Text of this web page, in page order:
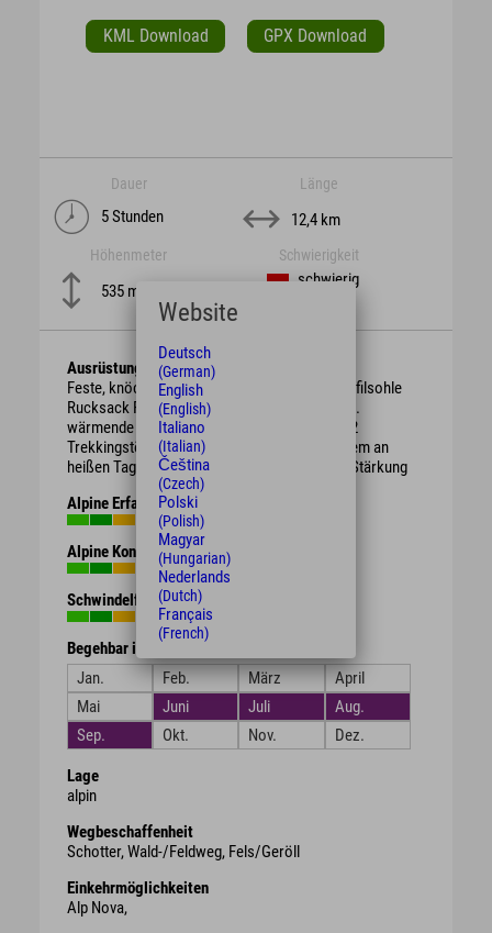
KML Download GPX Download
Dauer
5 Stunden
Länge
12,4 km
Höhenmeter
535 m
Schwierigkeit
schwierig
Ausrüstung
Feste, knöchelhohe Bergschuhe mit guter Profilsohle
Rucksack Regenschutz, je nach Witterung evtl.
wärmende Kleidung oder Sonnenschutz ggf. 2
Trekkingstöcke ausreichend Getränke vor allem an
heißen Tagen evtl. Brotzeit / Süßigkeiten zur Stärkung
Alpine Erfahrung
Alpine Kondition
Schwindelfreiheit
Begehbar in den Monaten
Jan.
Feb. März
April
Mai
Juni Juli
Aug.
Sep.
Okt. Nov. Dez.
Lage
alpin
Wegbeschaffenheit
Schotter, Wald-/Feldweg, Fels/Geröll
Einkehrmöglichkeiten
Alp Nova,
Website
Deutsch
(German)
English
(English)
Italiano
(Italian)
Čeština
(Czech)
Polski
(Polish)
Magyar
(Hungarian)
Nederlands
(Dutch)
Français
(French)